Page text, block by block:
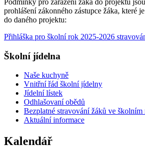
prohlášení zákonného zástupce žáka, které
do daného projektu:
Přihláška pro školní rok 2025-2026
Školní jídelna
Naše kuchyně
Vnitřní řád školní jídelny
Jídelní lístek
Odhlašovaní obědů
Bezplatné stravování žáků ve školním
Aktuální informace
Kalendář